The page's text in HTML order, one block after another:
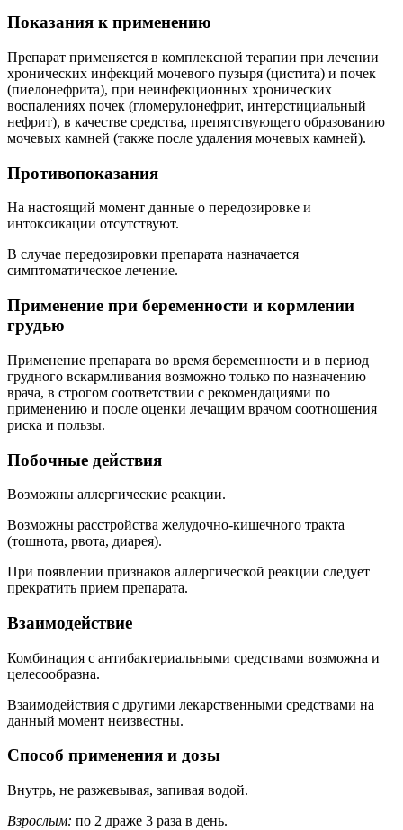
Показания к применению
Препарат применяется в комплексной терапии при лечении
хронических инфекций мочевого пузыря (цистита) и почек
(пиелонефрита), при неинфекционных хронических
воспалениях почек (гломерулонефрит, интерстициальный
нефрит), в качестве средства, препятствующего образованию
мочевых камней (также после удаления мочевых камней).
Противопоказания
На настоящий момент данные о передозировке и
интоксикации отсутствуют.
В случае передозировки препарата назначается
симптоматическое лечение.
Применение при беременности и кормлении
грудью
Применение препарата во время беременности и в период
грудного вскармливания возможно только по назначению
врача, в строгом соответствии с рекомендациями по
применению и после оценки лечащим врачом соотношения
риска и пользы.
Побочные действия
Возможны аллергические реакции.
Возможны расстройства желудочно-кишечного тракта
(тошнота, рвота, диарея).
При появлении признаков аллергической реакции следует
прекратить прием препарата.
Взаимодействие
Комбинация с антибактериальными средствами возможна и
целесообразна.
Взаимодействия с другими лекарственными средствами на
данный момент неизвестны.
Способ применения и дозы
Внутрь, не разжевывая, запивая водой.
Взрослым: по 2 драже 3 раза в день.